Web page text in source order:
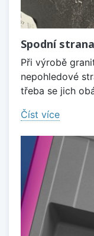
Spodní
Při výrobě
nepohledové
třeba se jich
Číst více